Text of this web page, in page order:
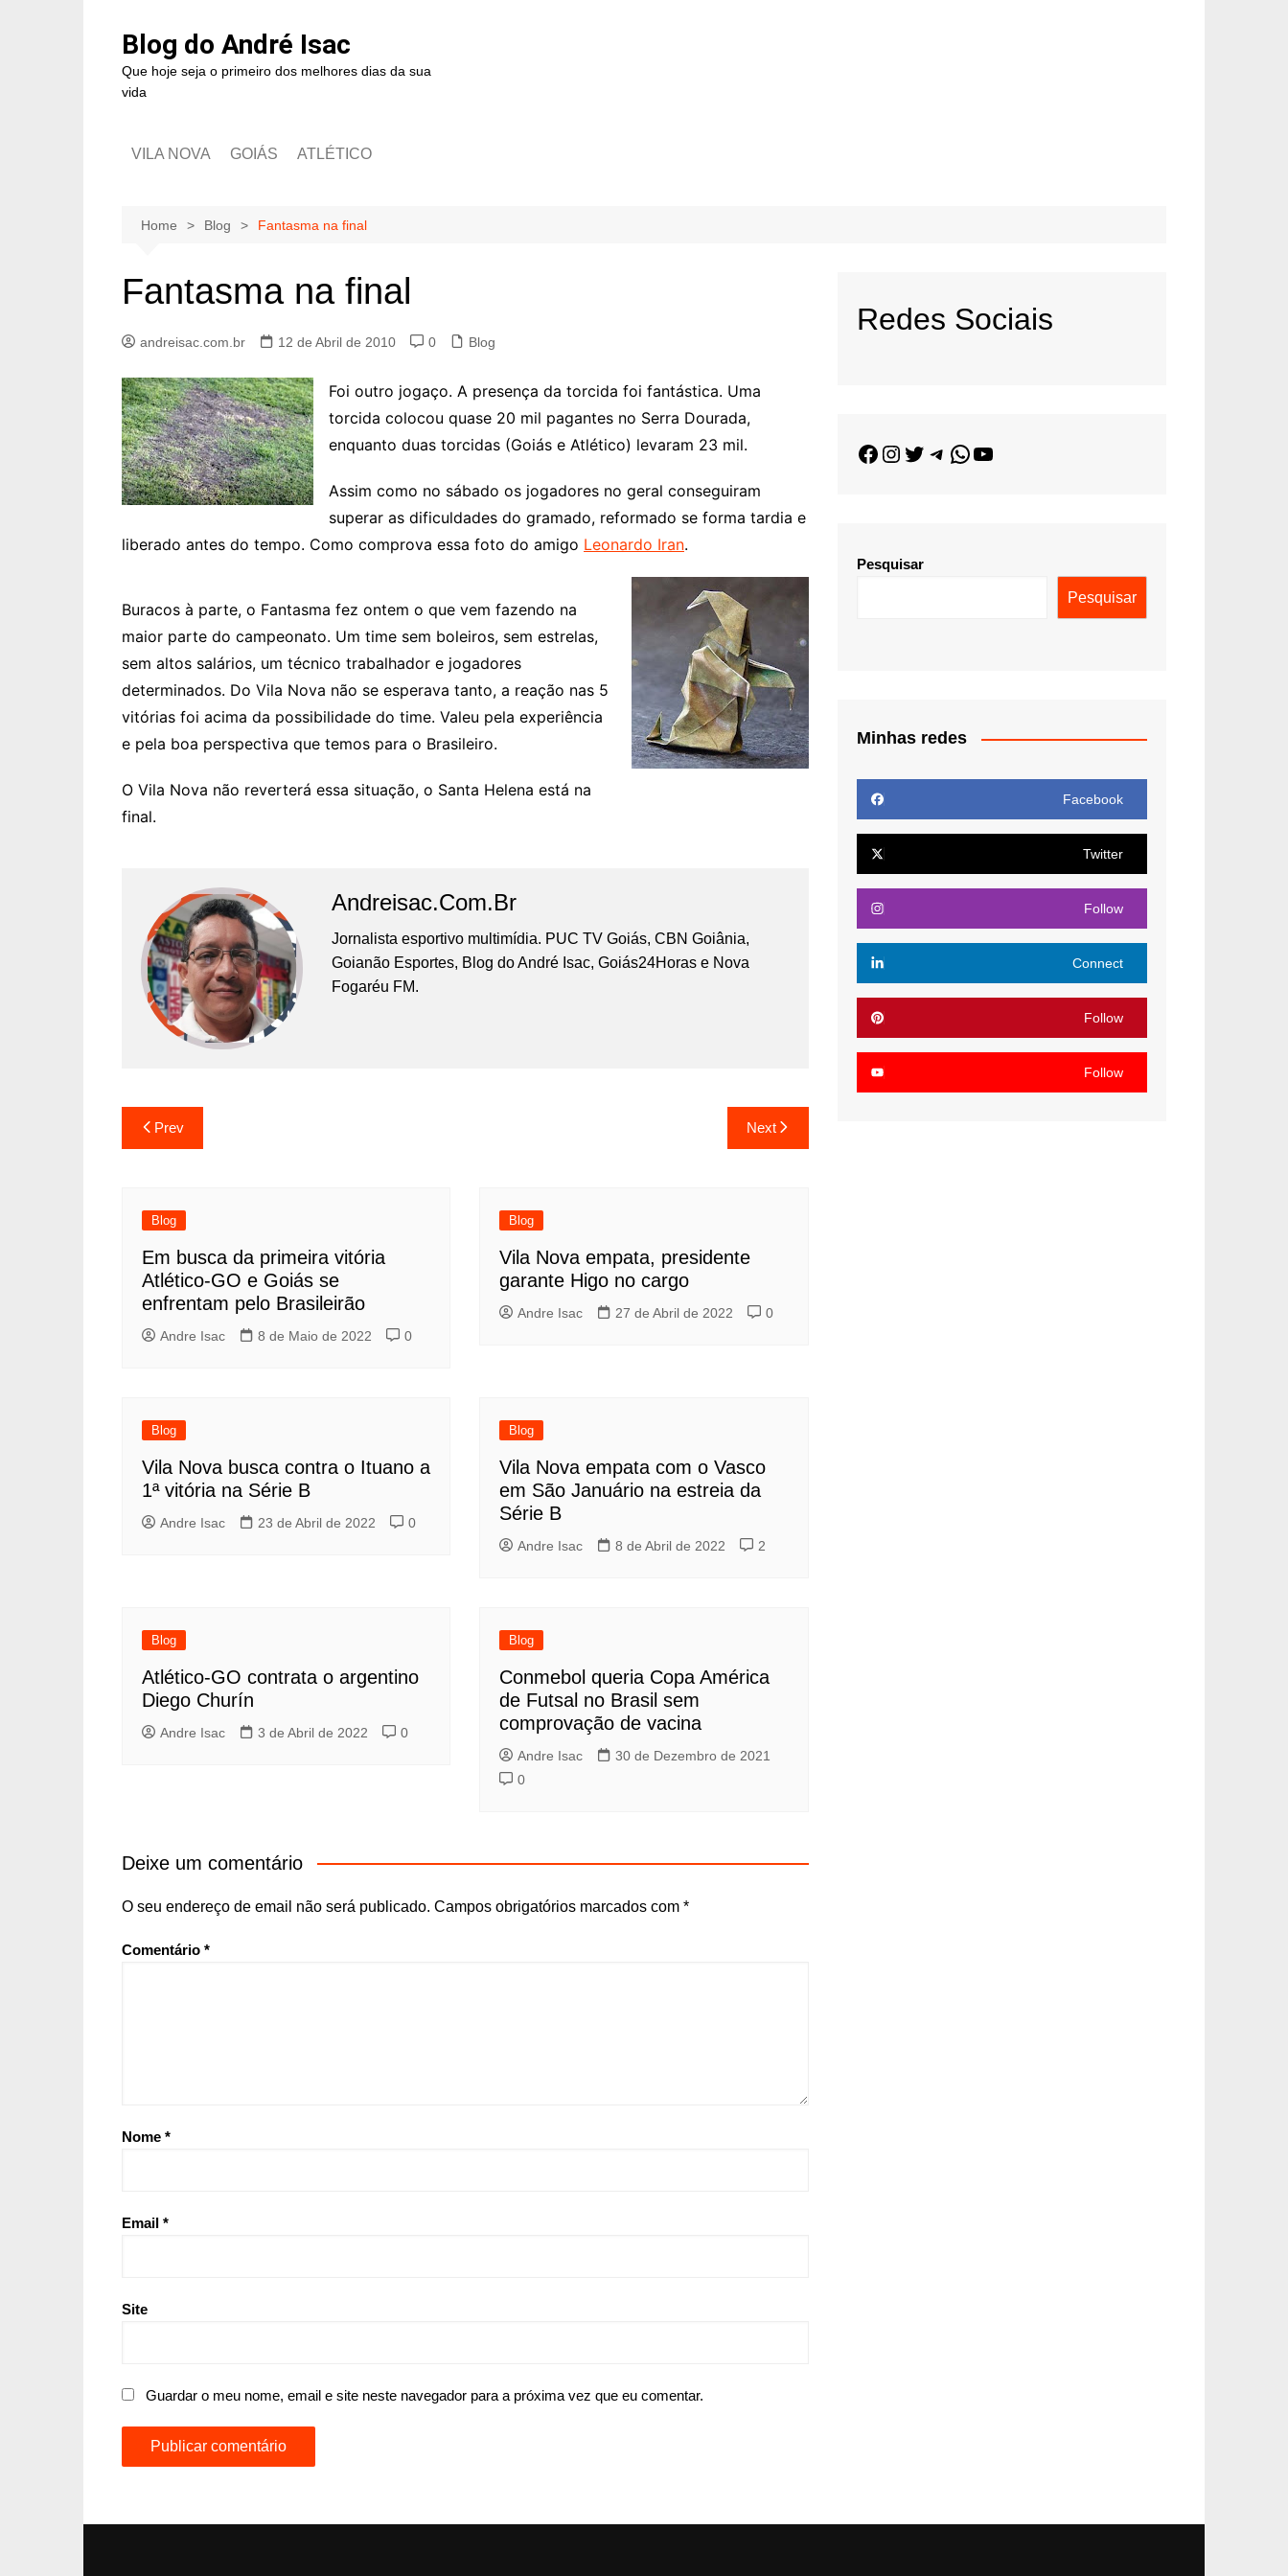
Blog do André Isac
Que hoje seja o primeiro dos melhores dias da sua
vida
VILA NOVA GOIÁS ATLÉTICO
Home Blog Fantasma na final
Fantasma na final
andreisac.com.br 12 de Abril de 2010 0 Blog
Foi outro jogaço. A presença da torcida foi fantástica. Uma
torcida colocou quase 20 mil pagantes no Serra Dourada,
enquanto duas torcidas (Goiás e Atlético) levaram 23 mil.
Assim como no sábado os jogadores no geral conseguiram
superar as dificuldades do gramado, reformado se forma tardia e
liberado antes do tempo. Como comprova essa foto do amigo Leonardo Iran.
Buracos à parte, o Fantasma fez ontem o que vem fazendo na
maior parte do campeonato. Um time sem boleiros, sem estrelas,
sem altos salários, um técnico trabalhador e jogadores
determinados. Do Vila Nova não se esperava tanto, a reação nas 5
vitórias foi acima da possibilidade do time. Valeu pela experiência
e pela boa perspectiva que temos para o Brasileiro.
O Vila Nova não reverterá essa situação, o Santa Helena está na
final.
Andreisac.com.br
Jornalista esportivo multimídia. PUC TV Goiás, CBN Goiânia,
Goianão Esportes, Blog do André Isac, Goiás24Horas e Nova
Fogaréu FM.
Prev Next
Blog
Em busca da primeira vitória
Atlético-GO e Goiás se
enfrentam pelo Brasileirão
Andre Isac 8 de Maio de 2022 0
Blog
Vila Nova empata, presidente
garante Higo no cargo
Andre Isac 27 de Abril de 2022 0
Blog
Vila Nova busca contra o Ituano a
1ª vitória na Série B
Andre Isac 23 de Abril de 2022 0
Blog
Vila Nova empata com o Vasco
em São Januário na estreia da
Série B
Andre Isac 8 de Abril de 2022 2
Blog
Atlético-GO contrata o argentino
Diego Churín
Andre Isac 3 de Abril de 2022 0
Blog
Conmebol queria Copa América
de Futsal no Brasil sem
comprovação de vacina
Andre Isac
30 de Dezembro de 2021
0
Deixe um comentário
O seu endereço de email não será publicado. Campos obrigatórios marcados com *
Comentário *
Nome *
Email *
Site
Guardar o meu nome, email e site neste navegador para a próxima vez que eu comentar.
Redes Sociais
Pesquisar
Pesquisar
Minhas redes
Facebook
Twitter
Follow
Connect
Follow
Follow